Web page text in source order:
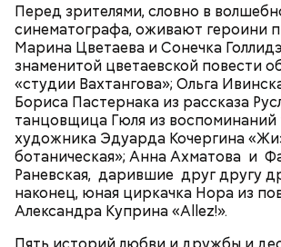
Перед зрителями, словно в
синематографа, оживают героини
Марина Цветаева и Сонечка
знаменитой цветаевской повести
«студии Вахтангова»; Ольга
Бориса Пастернака из рассказа
танцовщица Гюля из воспоминаний
художника Эдуарда Кочергина
ботаническая»; Анна Ахматова и
Раневская, дарившие друг другу
наконец, юная циркачка Нора из
Александра Куприна «Allez!».
Впечатляющий набор эпизодов из
Джима Моррисонаи одна из самых
ролей Килмера. Несмотря на то, что
серьёзно исказил историю The
откровенным мифотворчеством,
одним из главных фильмов о рок-
стремлении максимально слиться
персонажем, на площадке и вне нее
называть себя Джимом. Как и в
секретно!» он сам исполнил все
что бывшие участники группы
отличить его исполнение от
Однажды Килмер до такой степени